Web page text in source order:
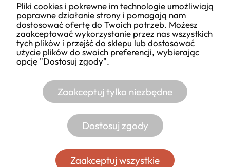
Sofa mała z funkcją spania wysuwana -
Bona
3 499,00 zł
Pliki cookies i pokrewne im technologie umożliwiają
poprawne działanie strony i pomagają nam
dostosować ofertę do Twoich potrzeb. Możesz
zaakceptować wykorzystanie przez nas wszystkich
tych plików i przejść do sklepu lub dostosować
użycie plików do swoich preferencji, wybierając
opcję "Dostosuj zgody".
Zaakceptuj tylko niezbędne
Dostosuj zgody
Zaakceptuj wszystkie